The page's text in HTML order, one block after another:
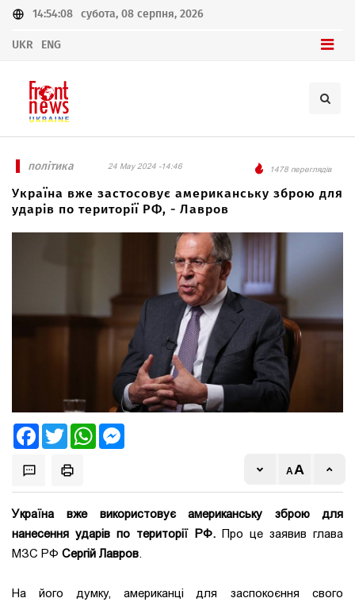
14:54:08 субота, 08 серпня, 2026
UKR ENG
політика 24 May 2024 -14:46 1478 переглядів
Україна вже застосовує американську зброю для
ударів по території РФ, - Лавров
FacebookTwitter WhatsApp
Україна вже використовує американську зброю для
нанесення ударів по території РФ. Про це заявив глава
МЗС РФ Сергій Лавров.
На його думку, американці для заспокоєння свого